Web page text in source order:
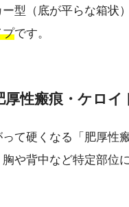
型（底が平らな箱状
プです。
性瘢痕・ケロイ
て硬くなる「肥厚性
や背中など特定部位